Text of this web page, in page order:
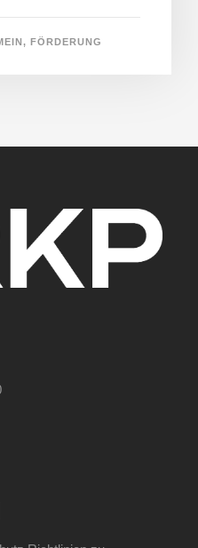
, FÖRDERUNG